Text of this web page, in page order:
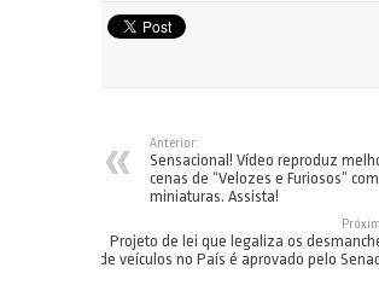
Anterior:
Sensacional! Vídeo reproduz
cenas de “Velozes e Furiosos” com
miniaturas. Assista!
Projeto de lei que legaliza os
de veículos no País é aprovado pelo